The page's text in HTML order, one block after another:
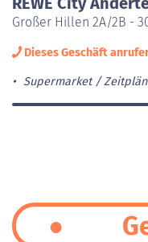
Großer Hillen 2A/2B -
Dieses Geschäft
Supermarket